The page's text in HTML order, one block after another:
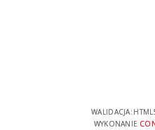
WALIDACJA:
WYKONANIE